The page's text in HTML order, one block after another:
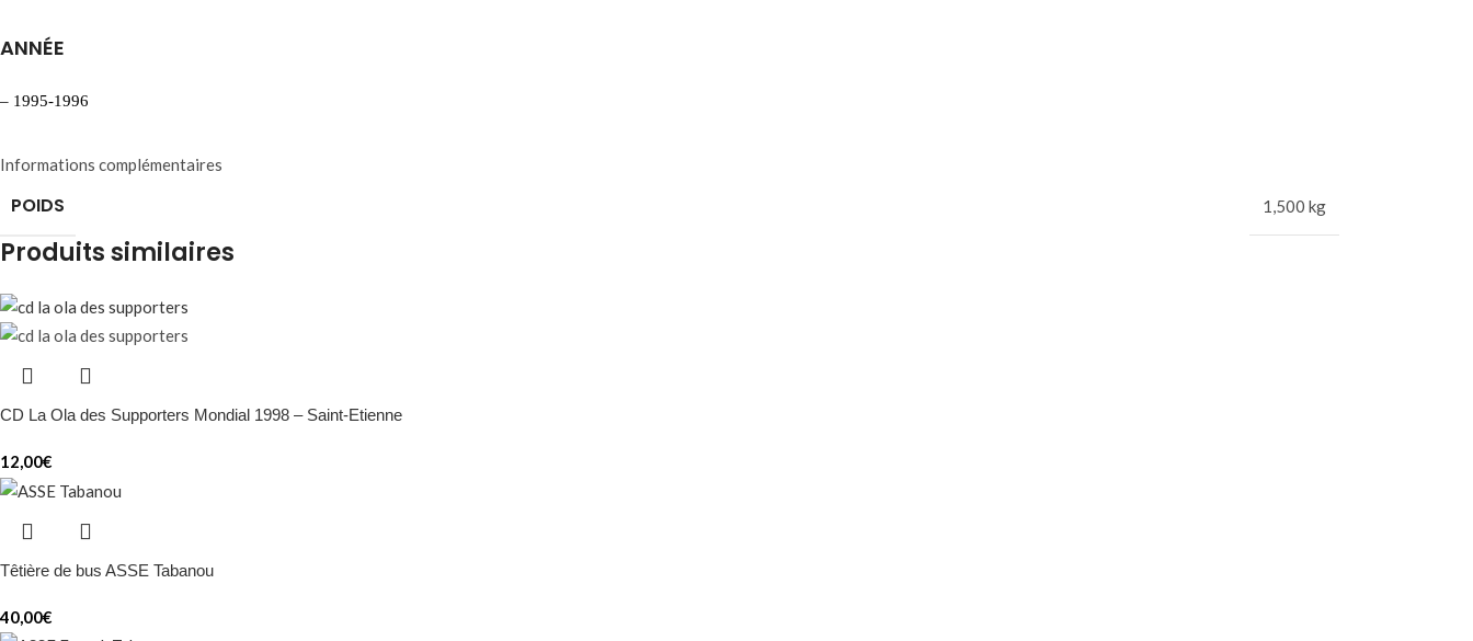
ANNÉE
– 1995-1996
Informations complémentaires
POIDS 1,500 kg
Produits similaires
CD La Ola des Supporters Mondial 1998 – Saint-Etienne
12,00€
Têtière de bus ASSE Tabanou
40,00€